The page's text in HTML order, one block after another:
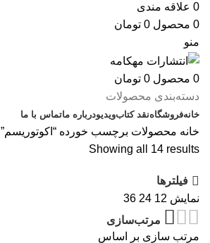
0 علاقه مندی
0 محصول 0 تومان
منو
0 محصول 0 تومان
دسته‌بندی محصولات
خانهفروشگاهنقد کتابویدیودرباره‌ ماتماس با ما
خانه محصولات برچسب خورده “اکوتوریسم”
Showing all 14 results
فیلترها
نمایش 12
24
36
مرتب‌سازی
مرتب سازی بر اساس